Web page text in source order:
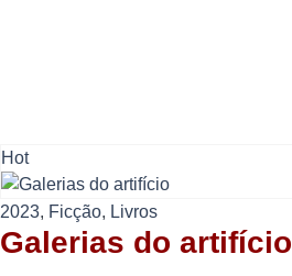
Hot
2023, Ficção, Livros
Galerias do artifício